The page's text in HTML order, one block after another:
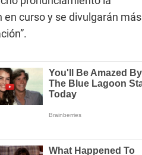
curso y se divulgarán más